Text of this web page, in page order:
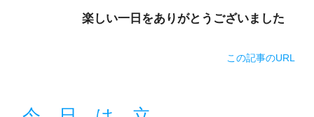
楽しい一日をありがとうございました
この記事のURL